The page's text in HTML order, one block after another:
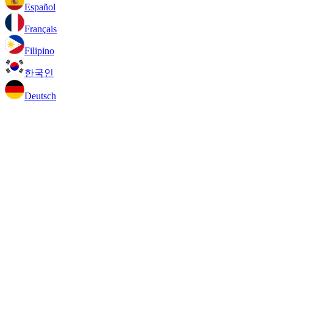
Español
Français
Filipino
한국인
Deutsch